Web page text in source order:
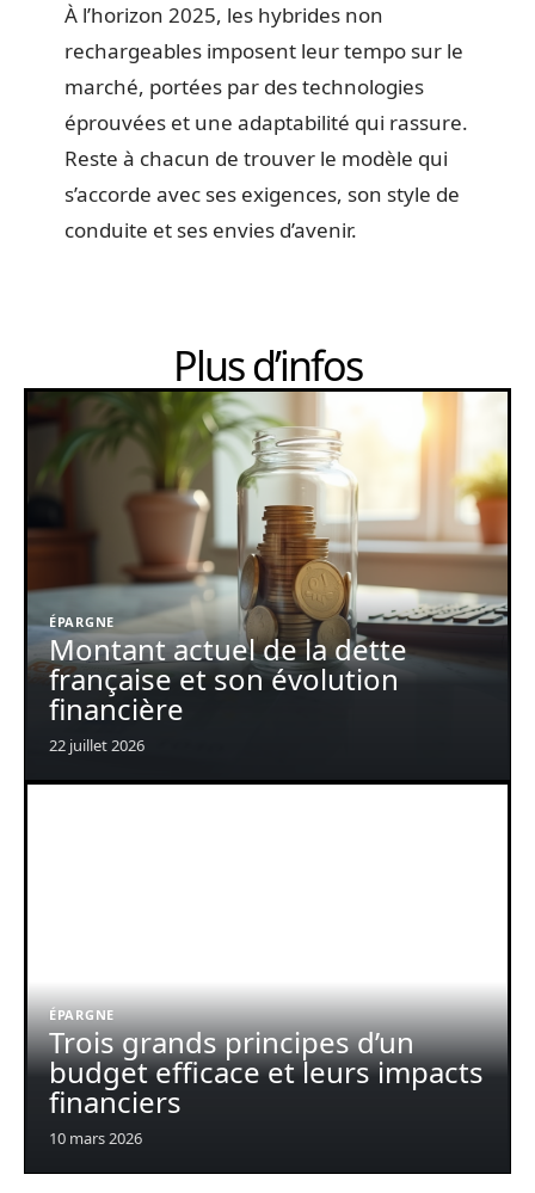
À l’horizon 2025, les hybrides non
rechargeables imposent leur tempo sur le
marché, portées par des technologies
éprouvées et une adaptabilité qui rassure.
Reste à chacun de trouver le modèle qui
s’accorde avec ses exigences, son style de
conduite et ses envies d’avenir.
Plus d’infos
ÉPARGNE
Montant actuel de la dette
française et son évolution
financière
22 juillet 2026
ÉPARGNE
Trois grands principes d’un
budget efficace et leurs impacts
financiers
10 mars 2026